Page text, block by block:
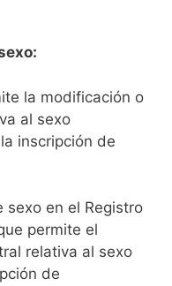
la modificación o
al sexo
inscripción de
sexo en el Registro
permite el
relativa al sexo
de